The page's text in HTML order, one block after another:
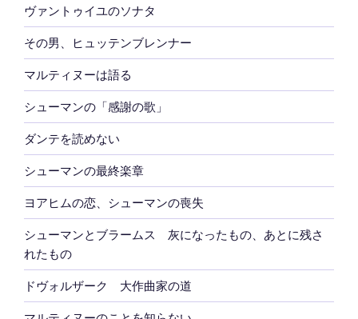
ヴァントゥイユのソナタ
その男、ヒュッテンブレンナー
マルティヌーは語る
シューマンの「感謝の歌」
ダンテを読めない
シューマンの最終楽章
ヨアヒムの恋、シューマンの喪失
シューマンとブラームス 灰になったもの、あとに残さ
れたもの
ドヴォルザーク 大作曲家の道